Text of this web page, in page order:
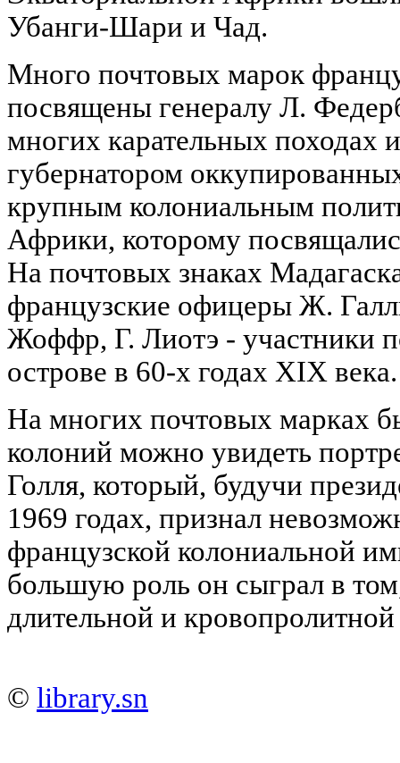
Убанги-Шари и Чад.
Много почтовых марок
посвящены генералу Л.
многих карательных походах
губернатором
крупным колониальным
Африки, которому
На почтовых знаках
французские офицеры Ж.
Жоффр, Г. Лиотэ - участники
острове в 60-х годах XIX века.
На многих почтовых марках
колоний можно увидеть
Голля, который, будучи
1969 годах, признал
французской колониальной
большую роль он сыграл в
длительной и
© library.sn